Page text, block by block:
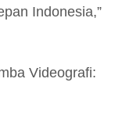
Indonesia,”
Videografi: